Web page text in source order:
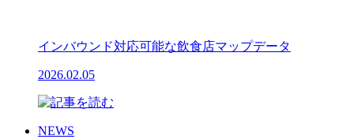
インバウンド対応可能な飲食店マップデータ
2026.02.05
NEWS